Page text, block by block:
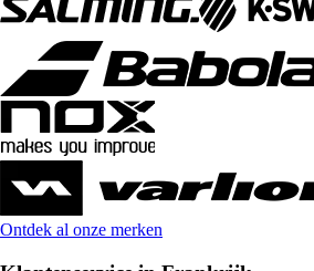
Ontdek al onze merken